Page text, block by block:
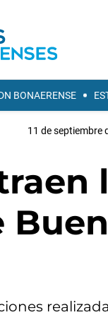
BONAERENSE
11 de septiembre